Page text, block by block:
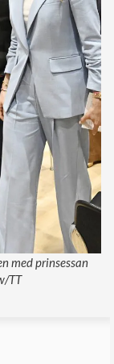
med prinsessan
TT